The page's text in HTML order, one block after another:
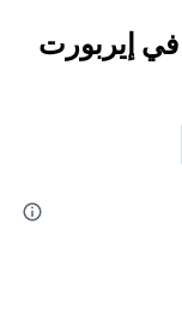
في إيربورت